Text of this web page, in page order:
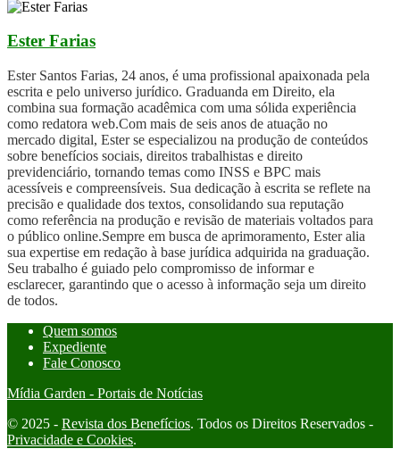
Ester Farias
Ester Santos Farias, 24 anos, é uma profissional apaixonada pela
escrita e pelo universo jurídico. Graduanda em Direito, ela
combina sua formação acadêmica com uma sólida experiência
como redatora web.Com mais de seis anos de atuação no
mercado digital, Ester se especializou na produção de conteúdos
sobre benefícios sociais, direitos trabalhistas e direito
previdenciário, tornando temas como INSS e BPC mais
acessíveis e compreensíveis. Sua dedicação à escrita se reflete na
precisão e qualidade dos textos, consolidando sua reputação
como referência na produção e revisão de materiais voltados para
o público online.Sempre em busca de aprimoramento, Ester alia
sua expertise em redação à base jurídica adquirida na graduação.
Seu trabalho é guiado pelo compromisso de informar e
esclarecer, garantindo que o acesso à informação seja um direito
de todos.
Quem somos
Expediente
Fale Conosco
Mídia Garden - Portais de Notícias
© 2025 - Revista dos Benefícios. Todos os Direitos Reservados -
Privacidade e Cookies.